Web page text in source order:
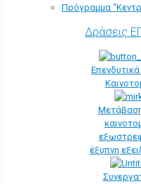
Πρόγραμμα
Δράσεις
έξυπνη